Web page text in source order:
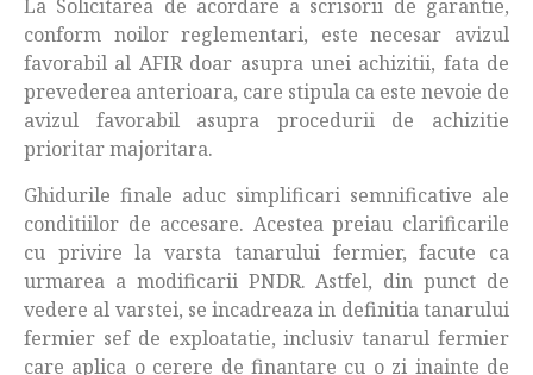
La Solicitarea de acordare a scrisorii de garantie,
conform noilor reglementari, este necesar avizul
favorabil al AFIR doar asupra unei achizitii, fata de
prevederea anterioara, care stipula ca este nevoie de
avizul favorabil asupra procedurii de achizitie
prioritar majoritara.
Ghidurile finale aduc simplificari semnificative ale
conditiilor de accesare. Acestea preiau clarificarile
cu privire la varsta tanarului fermier, facute ca
urmarea a modificarii PNDR. Astfel, din punct de
vedere al varstei, se incadreaza in definitia tanarului
fermier sef de exploatatie, inclusiv tanarul fermier
care aplica o cerere de finantare cu o zi inainte de